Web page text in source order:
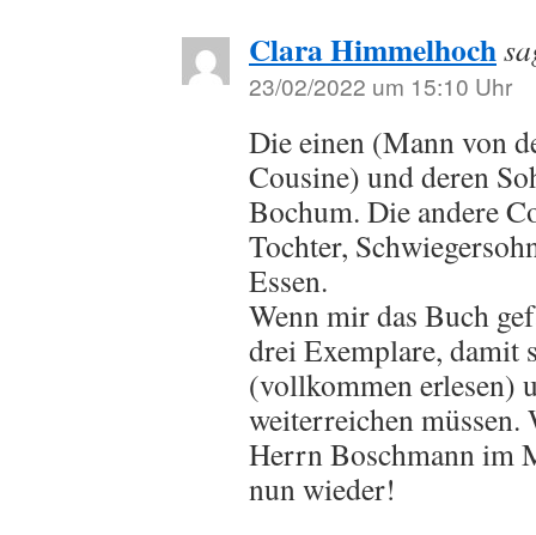
Clara Himmelhoch
23/02/2022 um 15:10 Uhr
Die einen (Mann von
Cousine) und deren
Bochum. Die andere
Tochter,
Essen.
Wenn mir das Buch
drei Exemplare, damit
(vollkommen erlesen)
weiterreichen
Herrn Boschmann im
nun wieder!